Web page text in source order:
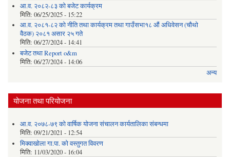
आ.व. २०८२-८३ को बजेट कार्यक्रम
मिति: 06/25/2025 - 15:22
आ.व. २०८१-८२ को नीति तथा कार्यक्रम तथा गाउँसभा१८ औं अधिवेसन (चौथो
वैठक) २०८१ असार २५ गते
मिति: 06/27/2024 - 14:41
बजेट तथा Report o&m
मिति: 06/27/2024 - 14:06
अन्य
योजना तथा परियोजना
आ.व. २०७८-७९ को वार्षिक योजना संचालन कार्यतालिका संबन्धमा
मिति: 09/21/2021 - 12:54
मिक्वाखोला गा.पा. को वस्तुगत विवरण
मिति: 11/03/2020 - 16:04